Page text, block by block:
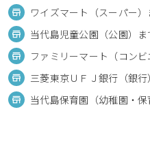
ワイズマート（スーパー
当代島児童公園（公園）ま
ファミリーマート（コン
三菱東京ＵＦＪ銀行（銀
当代島保育園（幼稚園・